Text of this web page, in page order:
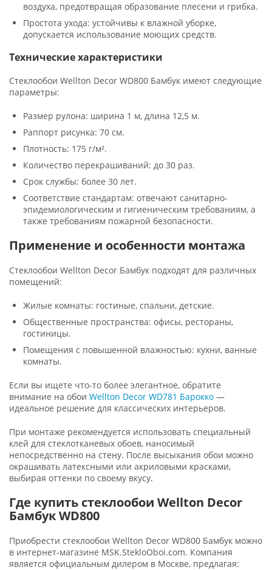
воздуха, предотвращая образование плесени и грибка.
Простота ухода: устойчивы к влажной уборке,
допускается использование моющих средств.
Технические характеристики
Стеклообои Wellton Decor WD800 Бамбук имеют следующие
параметры:
Размер рулона: ширина 1 м, длина 12,5 м.
Раппорт рисунка: 70 см.
Плотность: 175 г/м².
Количество перекрашиваний: до 30 раз.
Срок службы: более 30 лет.
Соответствие стандартам: отвечают санитарно-
эпидемиологическим и гигиеническим требованиям, а
также требованиям пожарной безопасности.
Применение и особенности монтажа
Стеклообои Wellton Decor Бамбук подходят для различных
помещений:
Жилые комнаты: гостиные, спальни, детские.
Общественные пространства: офисы, рестораны,
гостиницы.
Помещения с повышенной влажностью: кухни, ванные
комнаты.
Если вы ищете что-то более элегантное, обратите
внимание на обои Wellton Decor WD781 Барокко —
идеальное решение для классических интерьеров.
При монтаже рекомендуется использовать специальный
клей для стеклотканевых обоев, наносимый
непосредственно на стену. После высыхания обои можно
окрашивать латексными или акриловыми красками,
выбирая оттенки по своему вкусу.
Где купить стеклообои Wellton Decor
Бамбук WD800
Приобрести стеклообои Wellton Decor WD800 Бамбук можно
в интернет-магазине MSK.StekloOboi.com. Компания
является официальным дилером в Москве, предлагая: